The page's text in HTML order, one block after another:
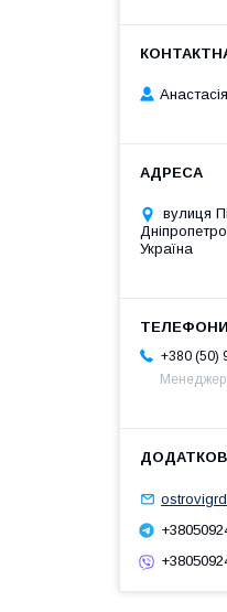
Анастасія
вулиця
Україна
+380 (50)
Менеджер